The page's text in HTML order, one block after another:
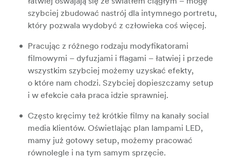
szybciej zbudować nastrój dla intymnego portretu,
który pozwala wydobyć z człowieka coś więcej.
Pracując z różnego rodzaju modyfikatorami
filmowymi – dyfuzjami i flagami – łatwiej i przede
wszystkim szybciej możemy uzyskać efekty,
o które nam chodzi. Szybciej dopieszczamy setup
i w efekcie cała praca idzie sprawniej.
Często kręcimy też krótkie filmy na kanały social
media klientów. Oświetlając plan lampami LED,
mamy już gotowy setup, możemy pracować
równolegle i na tym samym sprzęcie.